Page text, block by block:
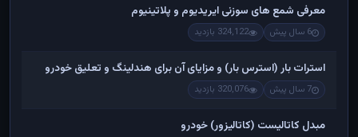
معرفی شمع های سوزنی ایریدیوم و پلاتینیوم
6 سال پیش 324,122 بازدید
استرات بار (استرس بار) و مزایای آن برای هندلینگ و تعلیق خودرو
7 سال پیش 320,076 بازدید
مبدل کاتالیست (کاتالیزور) خودرو